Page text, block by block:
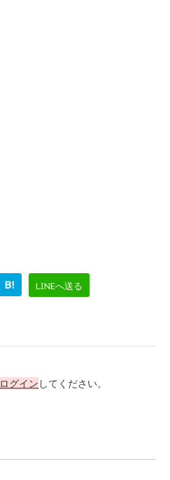
B! LINEへ送る
ログイン してください。